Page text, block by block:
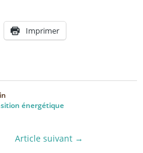
Imprimer
énergétique
Article suivant →